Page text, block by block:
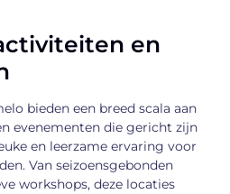
en
bieden een breed scala aan
evenementen die gericht zijn
en leerzame ervaring voor
Van seizoensgebonden
workshops, deze locaties